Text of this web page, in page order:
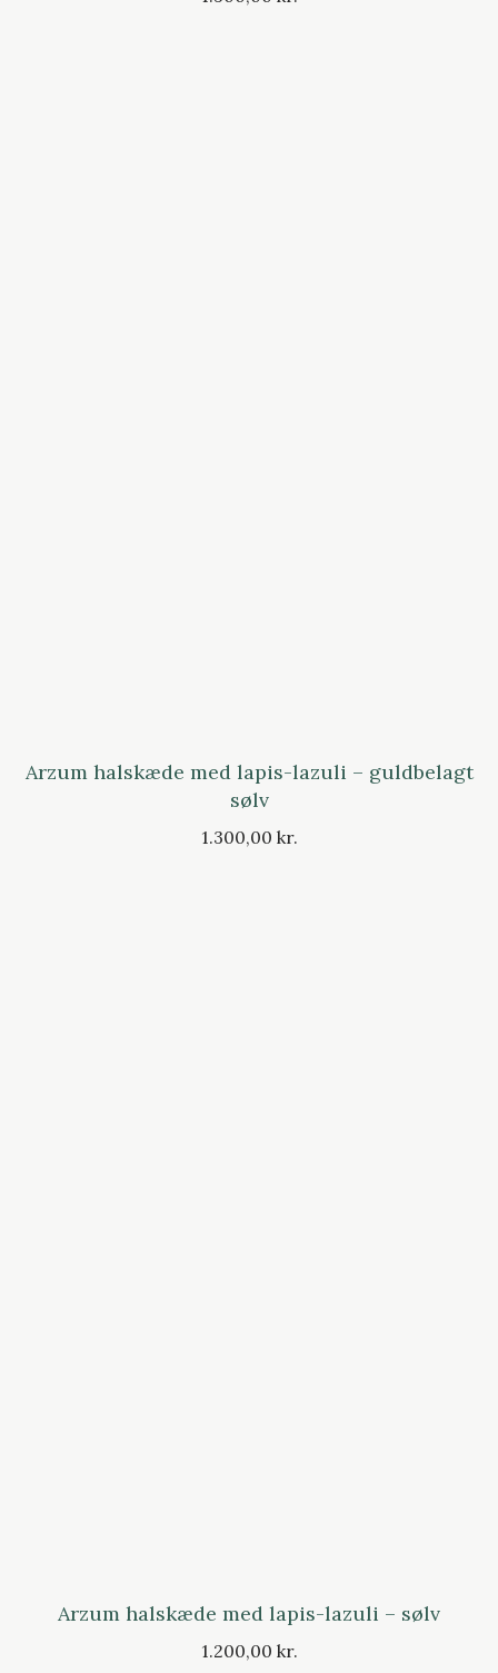
Arzum halskæde med lapis-lazuli – guldbelagt
sølv
1.300,00 kr.
Arzum halskæde med lapis-lazuli – sølv
1.200,00 kr.